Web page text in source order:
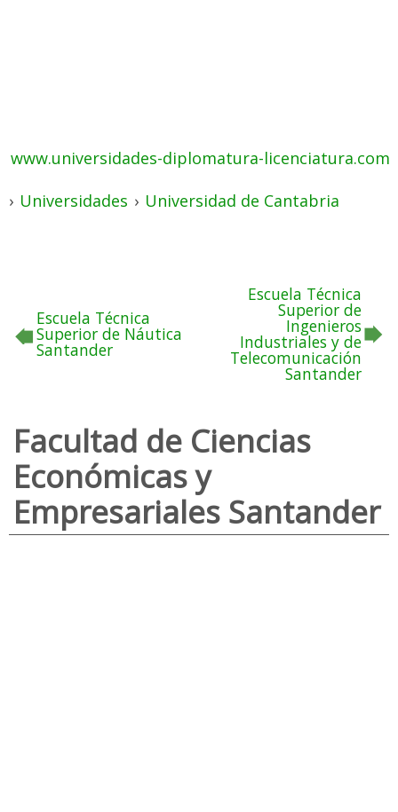
www.universidades-diplomatura-licenciatura.com
› Universidades › Universidad de Cantabria
Escuela Técnica
Superior de Náutica
Santander
Escuela Técnica
Superior de
Ingenieros
Industriales y de
Telecomunicación
Santander
Facultad de Ciencias
Económicas y
Empresariales Santander